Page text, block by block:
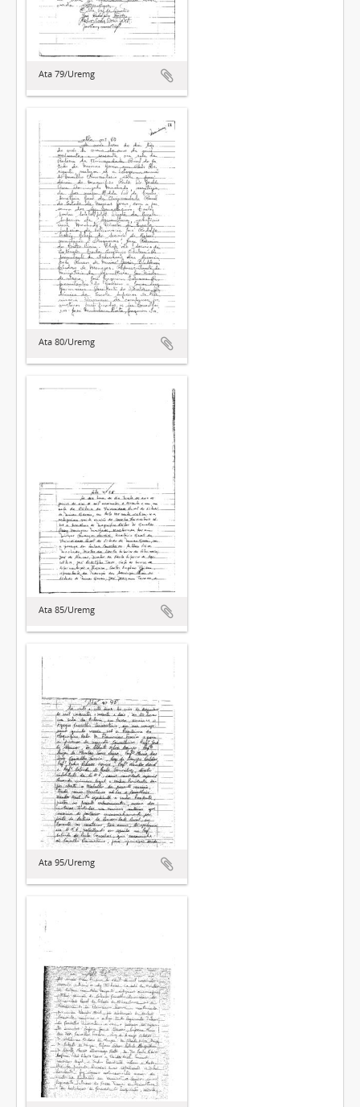
Ata 79/Uremg
Ata 80/Uremg
Ata 85/Uremg
Ata 95/Uremg